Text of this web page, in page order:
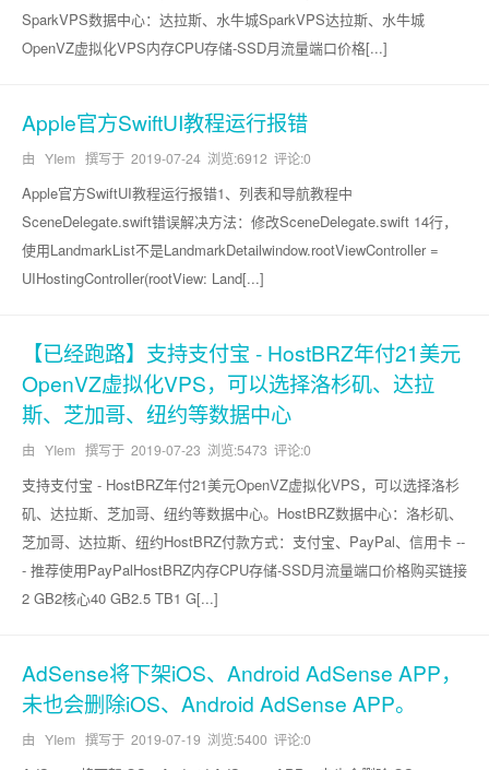
SparkVPS数据中心：达拉斯、水牛城SparkVPS达拉斯、水牛城
OpenVZ虚拟化VPS内存CPU存储-SSD月流量端口价格[...]
Apple官方SwiftUI教程运行报错
由 YIem 撰写于 2019-07-24 浏览:6912 评论:0
Apple官方SwiftUI教程运行报错1、列表和导航教程中
SceneDelegate.swift错误解决方法：修改SceneDelegate.swift 14行，
使用LandmarkList不是LandmarkDetailwindow.rootViewController =
UIHostingController(rootView: Land[...]
【已经跑路】支持支付宝 - HostBRZ年付21美元
OpenVZ虚拟化VPS，可以选择洛杉矶、达拉
斯、芝加哥、纽约等数据中心
由 YIem 撰写于 2019-07-23 浏览:5473 评论:0
支持支付宝 - HostBRZ年付21美元OpenVZ虚拟化VPS，可以选择洛杉
矶、达拉斯、芝加哥、纽约等数据中心。HostBRZ数据中心：洛杉矶、
芝加哥、达拉斯、纽约HostBRZ付款方式：支付宝、PayPal、信用卡 --
- 推荐使用PayPalHostBRZ内存CPU存储-SSD月流量端口价格购买链接
2 GB2核心40 GB2.5 TB1 G[...]
AdSense将下架iOS、Android AdSense APP，
未也会删除iOS、Android AdSense APP。
由 YIem 撰写于 2019-07-19 浏览:5400 评论:0